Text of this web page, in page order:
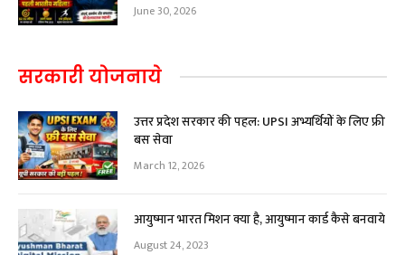
June 30, 2026
सरकारी योजनाये
उत्तर प्रदेश सरकार की पहल: UPSI अभ्यर्थियों के लिए फ्री
बस सेवा
March 12, 2026
आयुष्मान भारत मिशन क्या है, आयुष्मान कार्ड कैसे बनवाये
August 24, 2023